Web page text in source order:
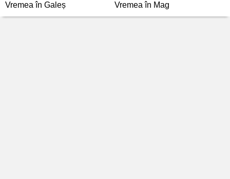
Vremea în Galeș Vremea în Mag